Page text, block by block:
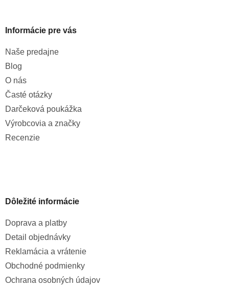
Informácie pre vás
Naše predajne
Blog
O nás
Časté otázky
Darčeková poukážka
Výrobcovia a značky
Recenzie
Dôležité informácie
Doprava a platby
Detail objednávky
Reklamácia a vrátenie
Obchodné podmienky
Ochrana osobných údajov